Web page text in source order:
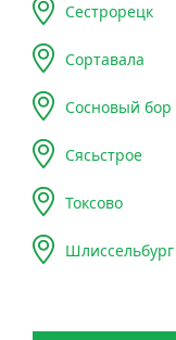
Сестрорецк
Сортавала
Сосновый бор
Сясьстрое
Токсово
Шлиссельбург